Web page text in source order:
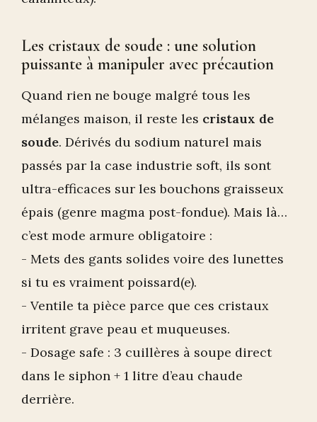
Les cristaux de soude : une solution
puissante à manipuler avec précaution
Quand rien ne bouge malgré tous les
mélanges maison, il reste les cristaux de
soude. Dérivés du sodium naturel mais
passés par la case industrie soft, ils sont
ultra-efficaces sur les bouchons graisseux
épais (genre magma post-fondue). Mais là…
c’est mode armure obligatoire :
- Mets des gants solides voire des lunettes
si tu es vraiment poissard(e).
- Ventile ta pièce parce que ces cristaux
irritent grave peau et muqueuses.
- Dosage safe : 3 cuillères à soupe direct
dans le siphon + 1 litre d’eau chaude
derrière.